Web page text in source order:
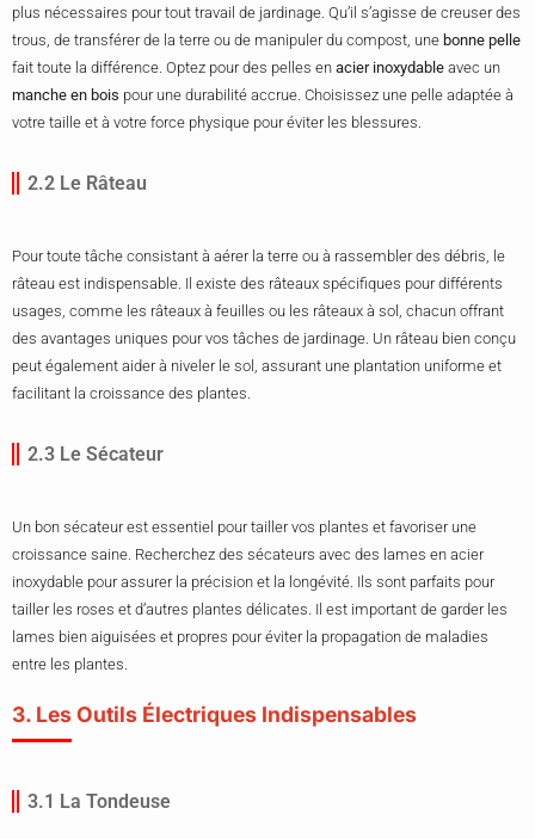
plus nécessaires pour tout travail de jardinage. Qu’il s’agisse de creuser des
trous, de transférer de la terre ou de manipuler du compost, une bonne pelle
fait toute la différence. Optez pour des pelles en acier inoxydable avec un
manche en bois pour une durabilité accrue. Choisissez une pelle adaptée à
votre taille et à votre force physique pour éviter les blessures.
2.2 Le Râteau
Pour toute tâche consistant à aérer la terre ou à rassembler des débris, le
râteau est indispensable. Il existe des râteaux spécifiques pour différents
usages, comme les râteaux à feuilles ou les râteaux à sol, chacun offrant
des avantages uniques pour vos tâches de jardinage. Un râteau bien conçu
peut également aider à niveler le sol, assurant une plantation uniforme et
facilitant la croissance des plantes.
2.3 Le Sécateur
Un bon sécateur est essentiel pour tailler vos plantes et favoriser une
croissance saine. Recherchez des sécateurs avec des lames en acier
inoxydable pour assurer la précision et la longévité. Ils sont parfaits pour
tailler les roses et d’autres plantes délicates. Il est important de garder les
lames bien aiguisées et propres pour éviter la propagation de maladies
entre les plantes.
3. Les Outils Électriques Indispensables
3.1 La Tondeuse